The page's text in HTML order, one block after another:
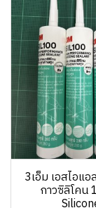
3เอ็ม เอสไอแ
กาวซิลิโคน